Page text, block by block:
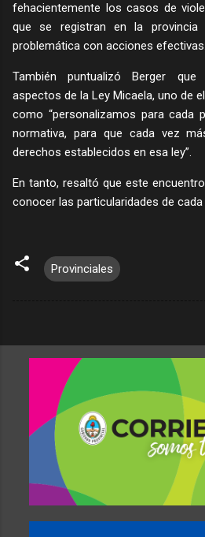
fehacientemente los casos de
que se registran en la
problemática con acciones efectivas.
También puntualizó Berger
aspectos de la Ley Micaela, uno de
como “personalizamos para cada
normativa, para que cada vez
derechos establecidos en esa ley”.
En tanto, resaltó que este
conocer las particularidades de
Provinciales